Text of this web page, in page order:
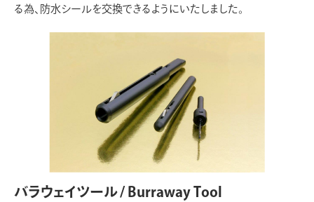
る為、防水シールを交換できるようにいたしました。
バラウェイツール / Burraway Tool